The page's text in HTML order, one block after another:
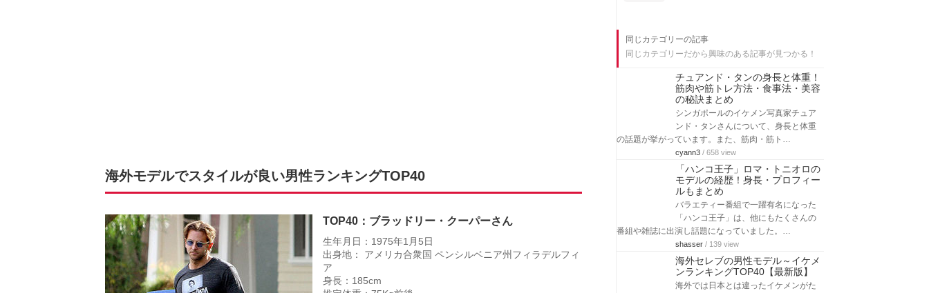
海外モデルでスタイルが良い男性ランキングTOP40
TOP40：ブラッドリー・クーパーさん
生年月日：1975年1月5日
出身地： アメリカ合衆国 ペンシルベニア州フィラデルフィ
ア
身長：185cm
同じカテゴリーの記事
同じカテゴリーだから興味のある記事が見つかる！
チュアンド・タンの身長と体重！
筋肉や筋トレ方法・食事法・美容
の秘訣まとめ
シンガポールのイケメン写真家チュア
ンド・タンさんについて、身長と体重
の話題が挙がっています。また、筋肉・筋ト…
cyann3 / 658 view
「ハンコ王子」ロマ・トニオロの
モデルの経歴！身長・プロフィー
ルもまとめ
バラエティー番組で一躍有名になった
「ハンコ王子」は、他にもたくさんの
番組や雑誌に出演し話題になっていました。…
shasser / 139 view
海外セレブの男性モデル～イケメ
ンランキングTOP40【最新版】
海外では日本とは違ったイケメンがた